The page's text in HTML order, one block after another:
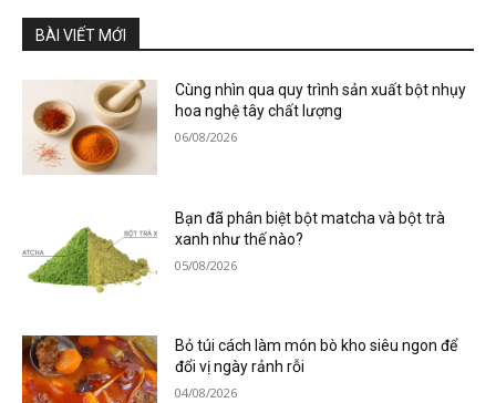
BÀI VIẾT MỚI
Cùng nhìn qua quy trình sản xuất bột nhụy
hoa nghệ tây chất lượng
06/08/2026
Bạn đã phân biệt bột matcha và bột trà
xanh như thế nào?
05/08/2026
Bỏ túi cách làm món bò kho siêu ngon để
đổi vị ngày rảnh rỗi
04/08/2026